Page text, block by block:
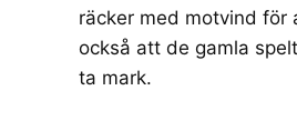
räcker med motvind för
också att de gamla
ta mark.